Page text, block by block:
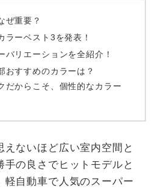
ぜ重要？
ラーベスト3を発表！
バリエーションを全紹介！
おすすめのカラーは？
だからこそ、個性的なカラー
えないほど広い室内空間と
手の良さでヒットモデルと
軽自動車で人気のスーパー